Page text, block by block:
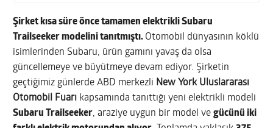
Şirket kısa süre önce tamamen elektrikli Subaru
Trailseeker modelini tanıtmıştı. Otomobil dünyasının köklü
isimlerinden Subaru, ürün gamını yavaş da olsa
güncellemeye ve büyütmeye devam ediyor. Şirketin
geçtiğimiz günlerde ABD merkezli New York Uluslararası
Otomobil Fuarı kapsamında tanıttığı yeni elektrikli modeli
Subaru Trailseeker, araziye uygun bir model vegücünü iki